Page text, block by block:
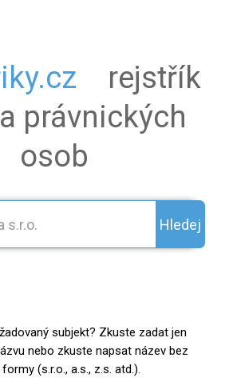
rejstřík
právnických
osob
Hledej
subjekt? Zkuste zadat jen
nebo zkuste napsat název bez
(s.r.o., a.s., z.s. atd.).